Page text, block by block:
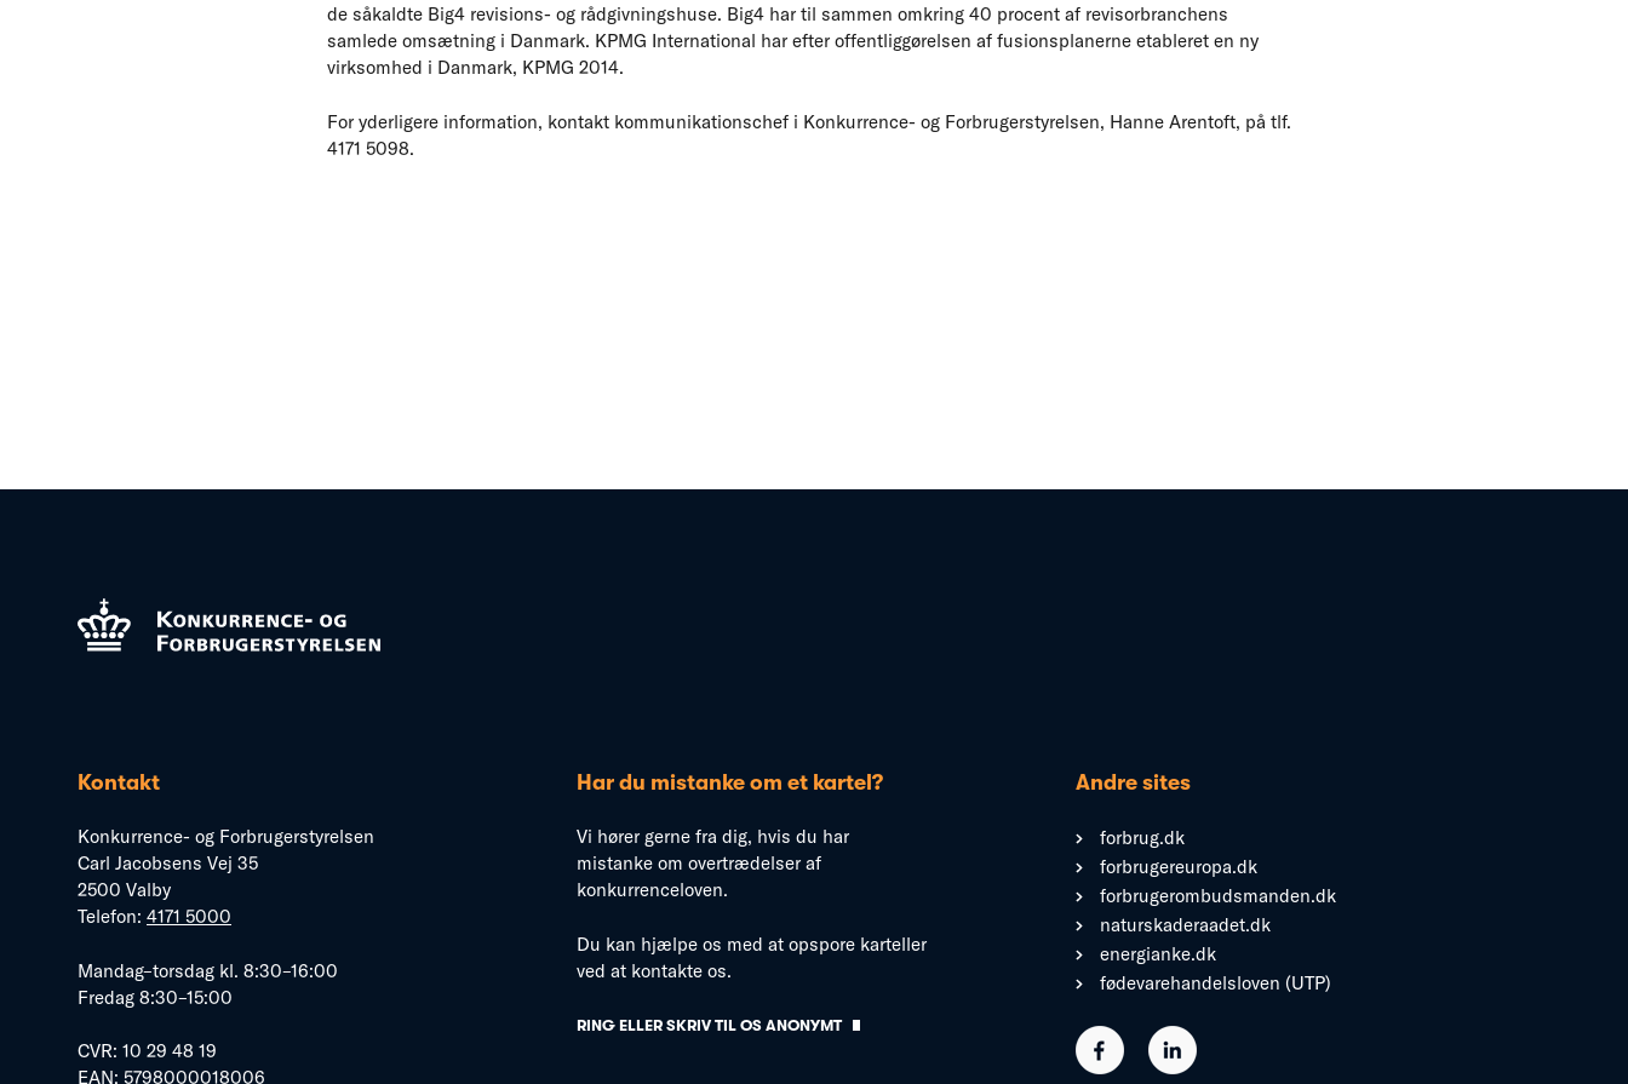
de såkaldte Big4 revisions- og rådgivningshuse. Big4 har til sammen omkring 40 procent af revisorbranchens
samlede omsætning i Danmark. KPMG International har efter offentliggørelsen af fusionsplanerne etableret en ny
virksomhed i Danmark, KPMG 2014.
For yderligere information, kontakt kommunikationschef i Konkurrence- og Forbrugerstyrelsen, Hanne Arentoft, på tlf.
4171 5098.
Kontakt
Konkurrence- og Forbrugerstyrelsen
Carl Jacobsens Vej 35
2500 Valby
Telefon: 4171 5000
Mandag–torsdag kl. 8:30–16:00
Fredag 8:30–15:00
CVR: 10 29 48 19
EAN: 5798000018006
Har du mistanke om et kartel?
Vi hører gerne fra dig, hvis du har
mistanke om overtrædelser af
konkurrenceloven.
Du kan hjælpe os med at opspore karteller
ved at kontakte os.
RING ELLER SKRIV TIL OS ANONYMT
Andre sites
forbrug.dk
forbrugereuropa.dk
forbrugerombudsmanden.dk
naturskaderaadet.dk
energianke.dk
fødevarehandelsloven (UTP)